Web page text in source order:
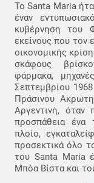
Το Santa Maria
έναν
κυβέρνηση του
εκείνους που τον
οικονομικής
σκάφους
φάρμακα,
Σεπτεμβρίου
Πράσινου
Αργεντινή, όταν
προσπάθεια ένα
πλοίο,
προσεκτικά όλο
του Santa Maria
Μπόα Βίστα και